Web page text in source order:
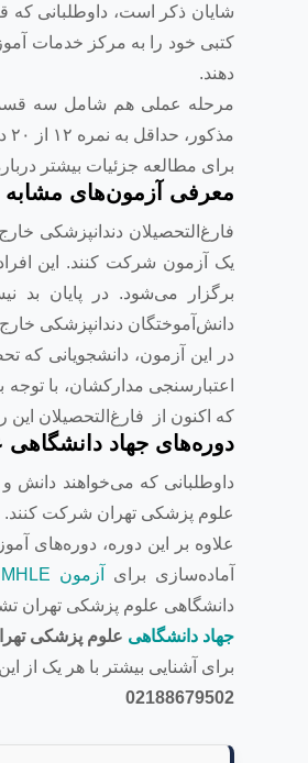
شایان ذکر است، داوطلبانی که
کتبی خود را به مرکز خدمات
دهند.
مرحله عملی هم شامل سه قسمت
مذکور، حداقل به نمره ۱۲ از ۲۰ دست پیدا کنند.
برای مطالعه جزئیات بیشتر
معرفی آزمون‌های مشابه
فارغ‌التحصیلان دندانپزشکی
یک آزمون شرکت کنند. این
برگزار می‌شود. در پایان بد
دانش‌آموختگان دندانپزشکی
در این آزمون، دانشجویانی که
اعتبارسنجی مدارکشان، با
که اکنون از فارغ‌التحصیلان
دوره‌های جهاد
داوطلبانی که می‌خواهند دانش
علوم پزشکی تهران شرکت کنند.
علاوه بر این دوره، دوره‌های
آماده‌سازی برای
آزمون MHLE
دانشگاهی علوم پزشکی تهران
جهاد دانشگاهی علوم پزشکی
برای آشنایی بیشتر با هر یک از
02188679502